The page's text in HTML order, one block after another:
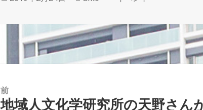
日:
者
ゴ
前
前
地域人文化学研究所の天野さん